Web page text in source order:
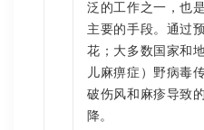
泛的工作之一，也
主要的手段。通过
花；大多数国家和
儿麻痹症）野病毒
破伤风和麻疹导致
降。